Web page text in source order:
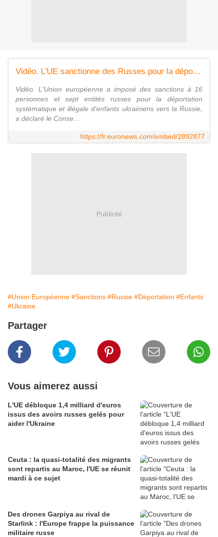
Vidéo. L'UE sanctionne des Russes pour la déportation forcée d'Ukrainiens
Vidéo. L'Union européenne a imposé des sanctions à 16
personnes et sept entités russes pour la déportation
systématique et illégale d'enfants ukrainiens vers la Russie,
a déclaré le Conse...
https://fr.euronews.com/embed/2892877
Publicité
#Union Européenne #Sanctions #Russie #Déportation #Enfants
#Ukraine
Partager
Vous aimerez aussi
L'UE débloque 1,4 milliard d'euros
issus des avoirs russes gelés pour
aider l'Ukraine
Ceuta : la quasi-totalité des migrants
sont repartis au Maroc, l'UE se réunit
mardi à ce sujet
Des drones Garpiya au rival de
Starlink : l'Europe frappe la puissance
militaire russe